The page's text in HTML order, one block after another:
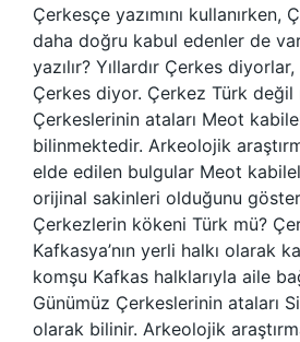
Çerkesçe yazımını kullanırken,
daha doğru kabul edenler de
yazılır? Yıllardır Çerkes
Çerkes diyor. Çerkez Türk değil
Çerkeslerinin ataları Meot
bilinmektedir. Arkeolojik
elde edilen bulgular Meot
orijinal sakinleri olduğunu
Çerkezlerin kökeni Türk mü?
Kafkasya’nın yerli halkı olarak
komşu Kafkas halklarıyla aile
Günümüz Çerkeslerinin ataları
olarak bilinir. Arkeolojik